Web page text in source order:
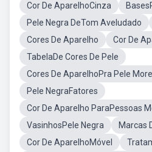
Cor De AparelhoCinza
Pele Negra DeTom Aveludado
Cores De Aparelho
Cor De
TabelaDe Cores De Pele
Cores De AparelhoPra Pele
Pele NegraFatores
Cor De Aparelho ParaPessoas
VasinhosPele Negra
Marcas
Cor De AparelhoMóvel